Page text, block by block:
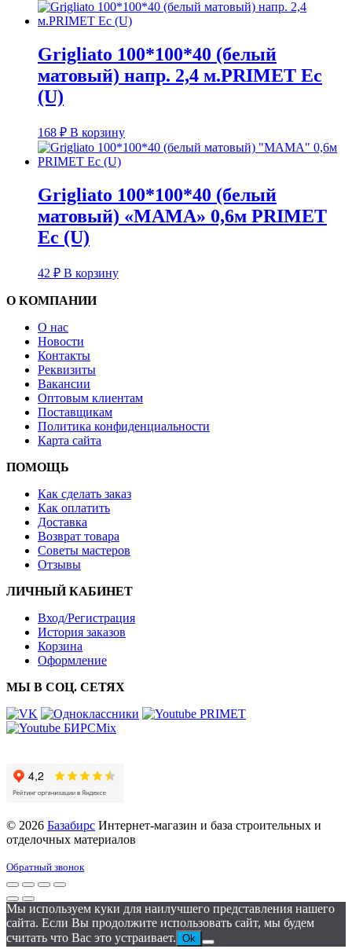
Grigliato 100*100*40 (белый
матовый) напр. 2,4 м.PRIMET Ec
(U)
168 ₽ В корзину
Grigliato 100*100*40 (белый
матовый) «МАМА» 0,6м PRIMET
Ec (U)
42 ₽ В корзину
О КОМПАНИИ
О нас
Новости
Контакты
Реквизиты
Вакансии
Оптовым клиентам
Поставщикам
Политика конфиденциальности
Карта сайта
ПОМОЩЬ
Как сделать заказ
Как оплатить
Доставка
Возврат товара
Советы мастеров
Отзывы
ЛИЧНЫЙ КАБИНЕТ
Вход/Регистрация
История заказов
Корзина
Оформление
МЫ В СОЦ. СЕТЯХ
© 2026 Базабирс Интернет-магазин и база строительных и
отделочных материалов
Обратный звонок
Мы используем куки для наилучшего представления нашего
сайта. Если Вы продолжите использовать сайт, мы будем
считать что Вас это устраивает. Ok